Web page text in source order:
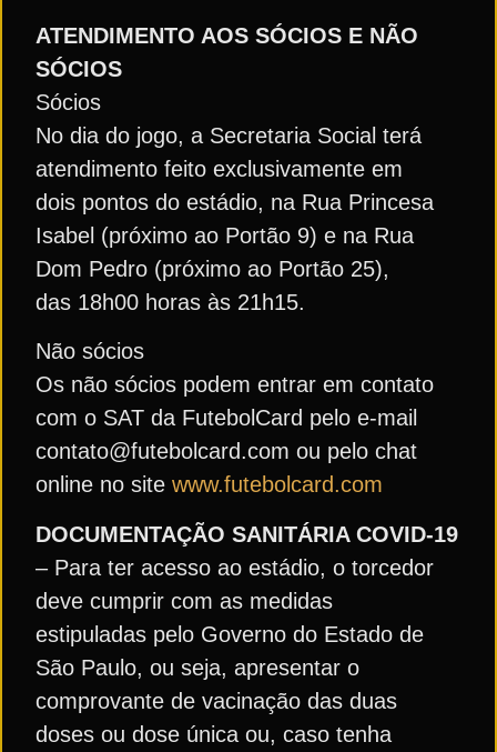
ATENDIMENTO AOS SÓCIOS E NÃO
SÓCIOS
Sócios
No dia do jogo, a Secretaria Social terá
atendimento feito exclusivamente em
dois pontos do estádio, na Rua Princesa
Isabel (próximo ao Portão 9) e na Rua
Dom Pedro (próximo ao Portão 25),
das 18h00 horas às 21h15.
Não sócios
Os não sócios podem entrar em contato
com o SAT da FutebolCard pelo e-mail
contato@futebolcard.com ou pelo chat
online no site www.futebolcard.com
DOCUMENTAÇÃO SANITÁRIA COVID-19
– Para ter acesso ao estádio, o torcedor
deve cumprir com as medidas
estipuladas pelo Governo do Estado de
São Paulo, ou seja, apresentar o
comprovante de vacinação das duas
doses ou dose única ou, caso tenha